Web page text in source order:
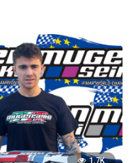
1.7K